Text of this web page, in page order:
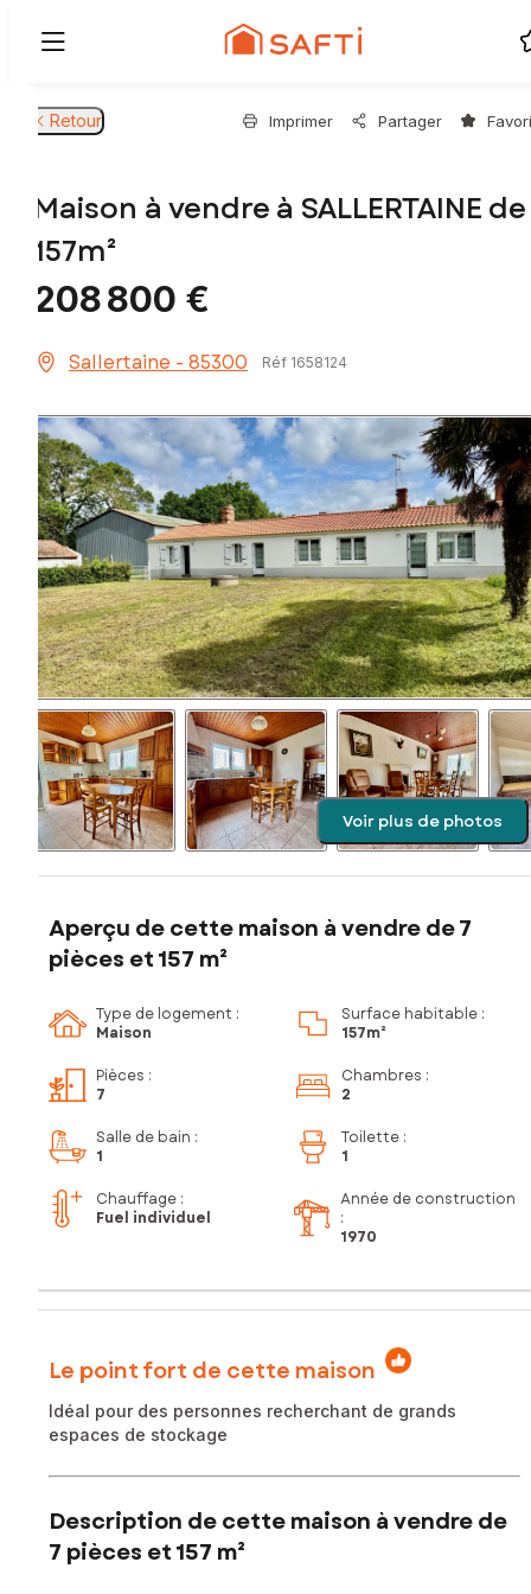
Retour Imprimer Partager
Maison à vendre à SALLERTAINE de
157m²
208 800 €
Sallertaine - 85300 Réf 1658124
Voir plus de photos
Aperçu de cette maison à vendre de 7
pièces et 157 m²
Type de logement :
Maison
Surface habitable :
157m²
Pièces :
7
Chambres :
2
Salle de bain :
1
Toilette :
1
Chauffage :
Fuel individuel
Année de construction
:
1970
Le point fort de cette maison
Idéal pour des personnes recherchant de grands
espaces de stockage
Description de cette maison à vendre de
7 pièces et 157 m²